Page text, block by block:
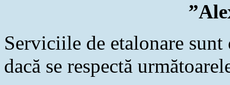
Serviciile de etalonare
dacă se respectă